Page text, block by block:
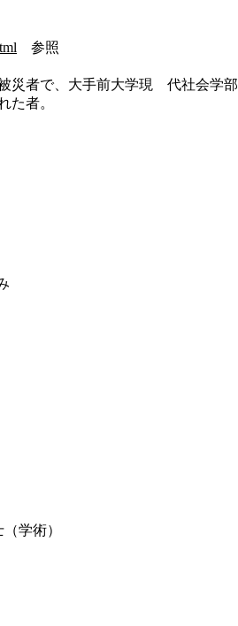
参照
災者で、大手前大学現 代社会学部
た者。
学術）